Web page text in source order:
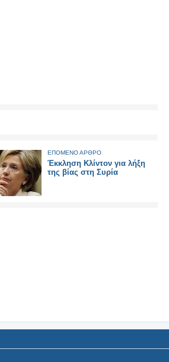
ΕΠΟΜΕΝΟ ΑΡΘΡΟ
Έκκληση Κλίντον για λήξη
της βίας στη Συρία